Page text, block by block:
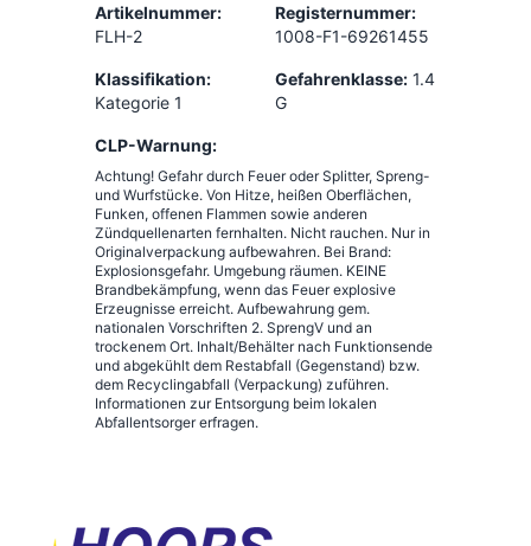
Artikelnummer:
FLH-2
Registernummer:
1008-F1-69261455
Klassifikation:
Kategorie 1
Gefahrenklasse: 1.4
G
CLP-Warnung:
Achtung! Gefahr durch Feuer oder Splitter, Spreng-
und Wurfstücke. Von Hitze, heißen Oberflächen,
Funken, offenen Flammen sowie anderen
Zündquellenarten fernhalten. Nicht rauchen. Nur in
Originalverpackung aufbewahren. Bei Brand:
Explosionsgefahr. Umgebung räumen. KEINE
Brandbekämpfung, wenn das Feuer explosive
Erzeugnisse erreicht. Aufbewahrung gem.
nationalen Vorschriften 2. SprengV und an
trockenem Ort. Inhalt/Behälter nach Funktionsende
und abgekühlt dem Restabfall (Gegenstand) bzw.
dem Recyclingabfall (Verpackung) zuführen.
Informationen zur Entsorgung beim lokalen
Abfallentsorger erfragen.